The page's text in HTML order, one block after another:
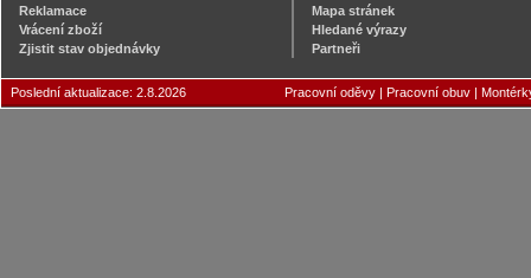
Reklamace
Vrácení zboží
Zjistit stav objednávky
Mapa stránek
Hledané výrazy
Partneři
Poslední aktualizace: 2.8.2026 Pracovní oděvy | Pracovní obuv |